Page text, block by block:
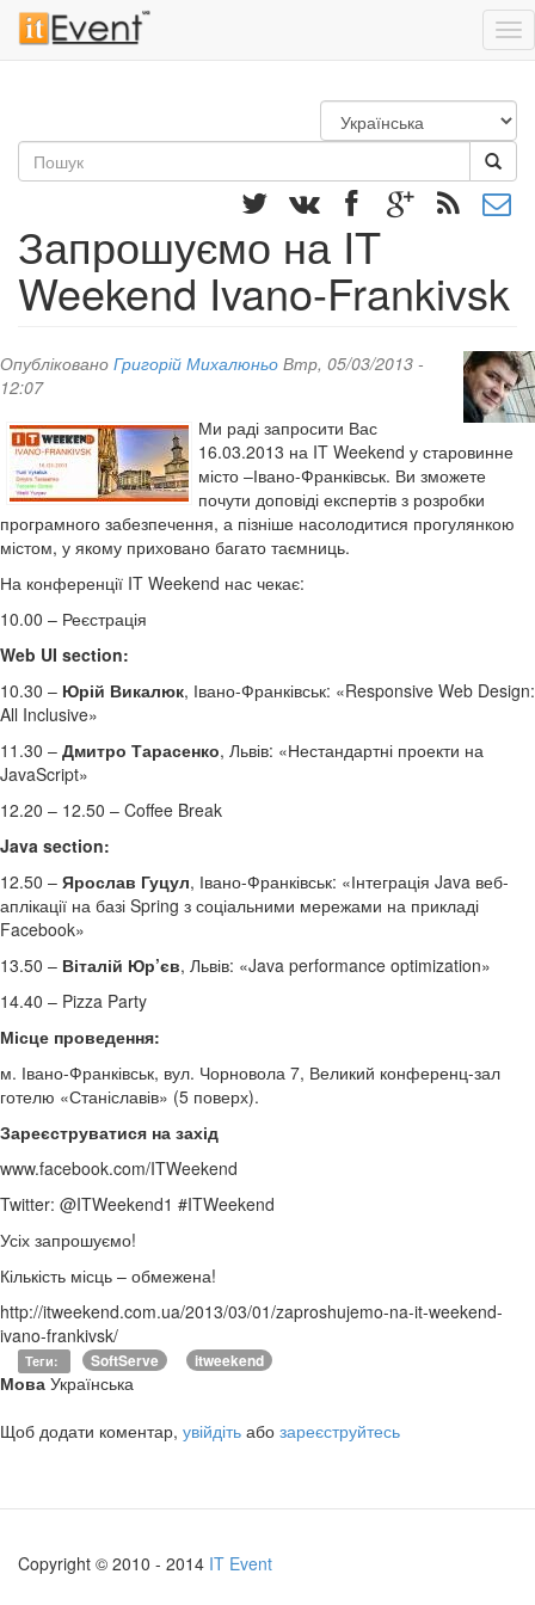
основного
матеріалу
Пошукова
Запрошуємо на IT
Weekend Ivano-Frankivsk
Опубліковано Григорій Михалюньо Втр, 05/03/2013 -
12:07
Ми раді запросити Вас
16.03.2013 на IT Weekend у старовинне
місто –Івано-Франківськ. Ви зможете
почути доповіді експертів з розробки
програмного забезпечення, а пізніше насолодитися прогулянкою
містом, у якому приховано багато таємниць.
На конференції IT Weekend нас чекає:
10.00 – Реєстрація
Web UI section:
10.30 – Юрій Викалюк, Івано-Франківськ: «Responsive Web Design:
All Inclusive»
11.30 – Дмитро Тарасенко, Львів: «Нестандартні проекти на
JavaScript»
12.20 – 12.50 – Coffee Break
Java section:
12.50 – Ярослав Гуцул, Івано-Франківськ: «Інтеграція Java веб-
аплікації на базі Spring з соціальними мережами на прикладі
Facebook»
13.50 – Віталій Юр’єв, Львів: «Java performance optimization»
14.40 – Pizza Party
Місце проведення:
м. Івано-Франківськ, вул. Чорновола 7, Великий конференц-зал
готелю «Станіславів» (5 поверх).
Зареєструватися на захід
www.facebook.com/ITWeekend
Twitter: @ITWeekend1 #ITWeekend
Усіх запрошуємо!
Кількість місць – обмежена!
http://itweekend.com.ua/2013/03/01/zaproshujemo-na-it-weekend-
ivano-frankivsk/
Теги: SoftServe itweekend
Мова Українська
Щоб додати коментар, увійдіть або зареєструйтесь
Copyright © 2010 - 2014 IT Event